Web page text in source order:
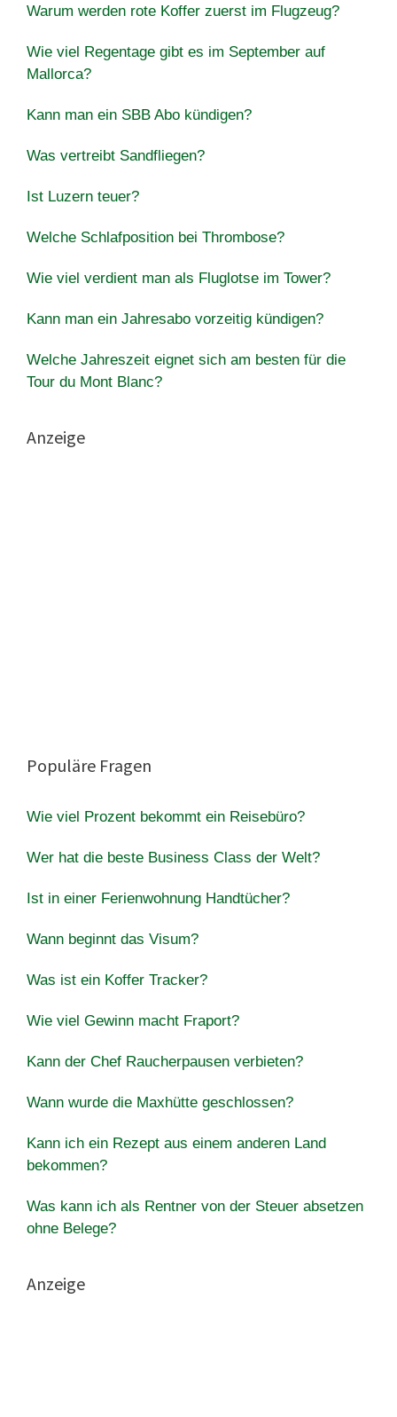
Warum werden rote Koffer zuerst im Flugzeug?
Wie viel Regentage gibt es im September auf
Mallorca?
Kann man ein SBB Abo kündigen?
Was vertreibt Sandfliegen?
Ist Luzern teuer?
Welche Schlafposition bei Thrombose?
Wie viel verdient man als Fluglotse im Tower?
Kann man ein Jahresabo vorzeitig kündigen?
Welche Jahreszeit eignet sich am besten für die
Tour du Mont Blanc?
Anzeige
Populäre Fragen
Wie viel Prozent bekommt ein Reisebüro?
Wer hat die beste Business Class der Welt?
Ist in einer Ferienwohnung Handtücher?
Wann beginnt das Visum?
Was ist ein Koffer Tracker?
Wie viel Gewinn macht Fraport?
Kann der Chef Raucherpausen verbieten?
Wann wurde die Maxhütte geschlossen?
Kann ich ein Rezept aus einem anderen Land
bekommen?
Was kann ich als Rentner von der Steuer absetzen
ohne Belege?
Anzeige